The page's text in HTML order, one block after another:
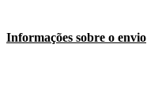
Informações sobre o envio